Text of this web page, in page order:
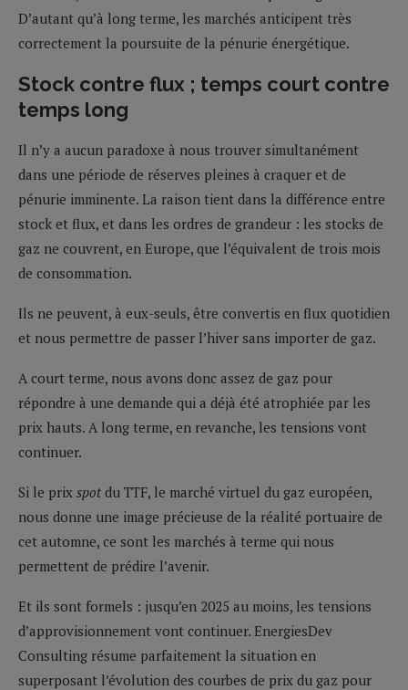
D’autant qu’à long terme, les marchés anticipent très
correctement la poursuite de la pénurie énergétique.
Stock contre flux ; temps court contre
temps long
Il n’y a aucun paradoxe à nous trouver simultanément
dans une période de réserves pleines à craquer et de
pénurie imminente. La raison tient dans la différence entre
stock et flux, et dans les ordres de grandeur : les stocks de
gaz ne couvrent, en Europe, que l’équivalent de trois mois
de consommation.
Ils ne peuvent, à eux-seuls, être convertis en flux quotidien
et nous permettre de passer l’hiver sans importer de gaz.
A court terme, nous avons donc assez de gaz pour
répondre à une demande qui a déjà été atrophiée par les
prix hauts. A long terme, en revanche, les tensions vont
continuer.
Si le prix spot du TTF, le marché virtuel du gaz européen,
nous donne une image précieuse de la réalité portuaire de
cet automne, ce sont les marchés à terme qui nous
permettent de prédire l’avenir.
Et ils sont formels : jusqu’en 2025 au moins, les tensions
d’approvisionnement vont continuer. EnergiesDev
Consulting résume parfaitement la situation en
superposant l’évolution des courbes de prix du gaz pour